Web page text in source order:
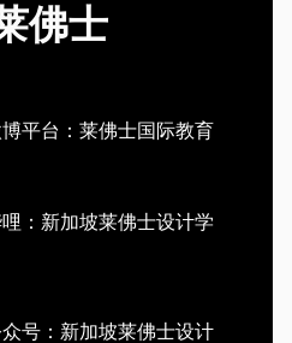
佛士
平台：莱佛士国际教育
：新加坡莱佛士设计学
号：新加坡莱佛士设计